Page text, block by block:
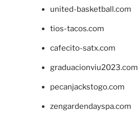
united-basketball.com
tios-tacos.com
cafecito-satx.com
graduacionviu2023.com
pecanjackstogo.com
zengardendayspa.com